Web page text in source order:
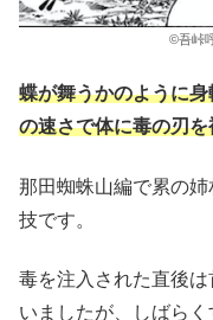
©吾峠
蝶が舞うかのように
の速さで体に毒の刃
那田蜘蛛山編で累の
技です。
毒を注入された直後
いましたが、しばら